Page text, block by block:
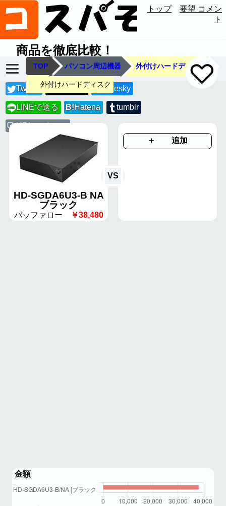
トップ
要望 コメン
ト
商品を徹底比較！
TOP パソコン周辺機器 外付けハードディスク
外付けハードディスク
Twitter Threads Bluesky
LINE LINEで送る B!Hatena tumblr
URLコピー
HD-SGDA6U3-B NA
ブラック
バッファロー ￥38,480
VS
＋ 追加
金額